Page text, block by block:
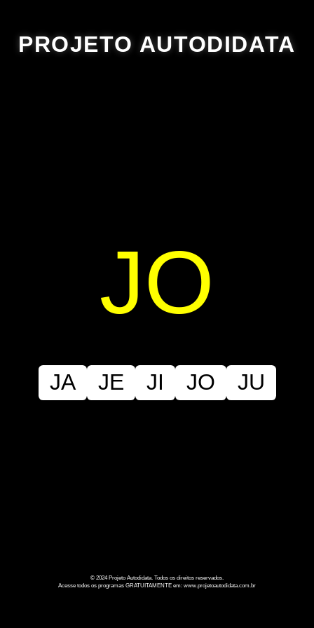
PROJETO AUTODIDATA
JO
JA JE JI JO JU
© 2024 Projeto Autodidata. Todos os direitos reservados.
Acesse todos os programas GRATUITAMENTE em: www.projetoautodidata.com.br